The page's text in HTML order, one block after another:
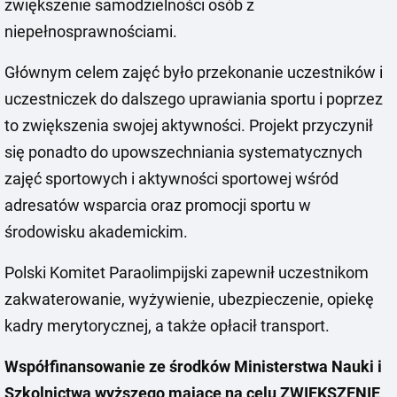
zwiększenie samodzielności osób z
niepełnosprawnościami.
Głównym celem zajęć było przekonanie uczestników i
uczestniczek do dalszego uprawiania sportu i poprzez
to zwiększenia swojej aktywności. Projekt przyczynił
się ponadto do upowszechniania systematycznych
zajęć sportowych i aktywności sportowej wśród
adresatów wsparcia oraz promocji sportu w
środowisku akademickim.
Polski Komitet Paraolimpijski zapewnił uczestnikom
zakwaterowanie, wyżywienie, ubezpieczenie, opiekę
kadry merytorycznej, a także opłacił transport.
Współfinansowanie ze środków Ministerstwa Nauki i
Szkolnictwa wyższego mające na celu ZWIĘKSZENIE